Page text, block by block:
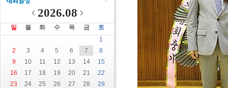
2026.08
일 월 화 수 목 금
토
1
2
3 4 5 6 7
8
9
10 11 12 13 14
15
16
17 18 19 20 21
22
23
24 25 26 27 28
29